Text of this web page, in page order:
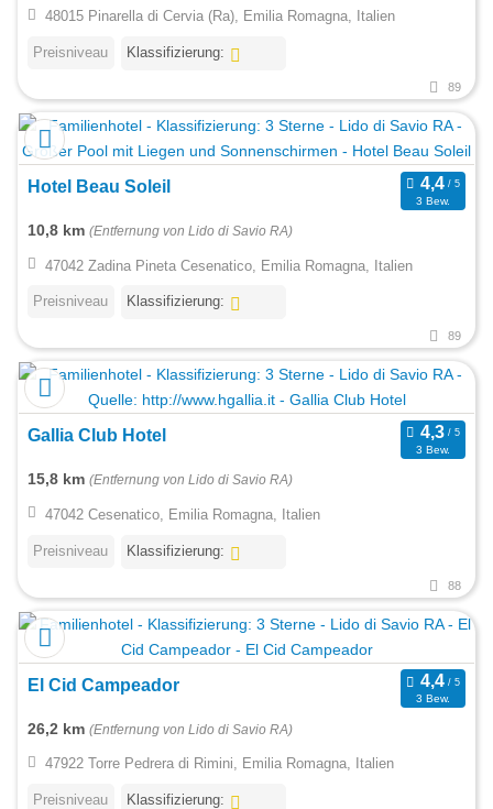
48015 Pinarella di Cervia (Ra), Emilia Romagna, Italien
Preisniveau Klassifizierung:
89
Hotel Beau Soleil
3 Bew.
10,8 km (Entfernung von Lido di Savio RA)
47042 Zadina Pineta Cesenatico, Emilia Romagna, Italien
Preisniveau Klassifizierung:
89
Gallia Club Hotel
3 Bew.
15,8 km (Entfernung von Lido di Savio RA)
47042 Cesenatico, Emilia Romagna, Italien
Preisniveau Klassifizierung:
88
El Cid Campeador
3 Bew.
26,2 km (Entfernung von Lido di Savio RA)
47922 Torre Pedrera di Rimini, Emilia Romagna, Italien
Preisniveau Klassifizierung: